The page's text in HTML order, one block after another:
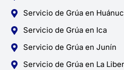
Servicio de Grúa en
Servicio de Grúa en Ica
Servicio de Grúa en Junín
Servicio de Grúa en La